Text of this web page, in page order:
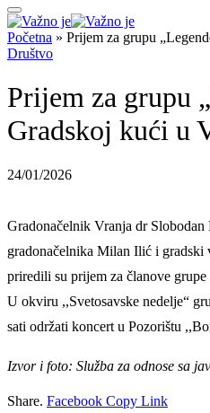
Početna » Prijem za grupu
Društvo
Prijem za grupu
Gradskoj kući u
24/01/2026
Gradonačelnik Vranja dr
gradonačelnika Milan Ilić i
priredili su prijem za članove grupe
U okviru ,,Svetosavske nedelje“
sati održati koncert u Pozorištu
Izvor i foto: Služba za odnose sa
Share. Facebook Copy Link